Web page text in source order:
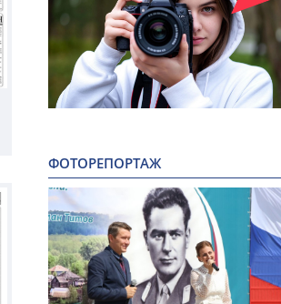
ФОТОРЕПОРТАЖ